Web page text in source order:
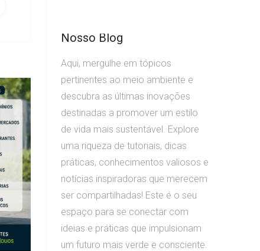
Nosso Blog
Aqui, mergulhe em tópicos
pertinentes ao meio ambiente e
descubra as últimas inovações
destinadas a promover um estilo
de vida mais sustentável. Explore
uma riqueza de tutoriais, dicas
práticas, conhecimentos valiosos e
notícias inspiradoras que merecem
ser compartilhadas! Este é o seu
espaço para se conectar com
ideias e práticas que impulsionam
um futuro mais verde e consciente.